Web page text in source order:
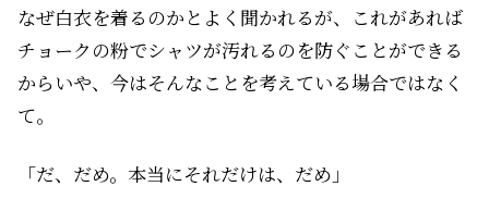
なぜ白衣を着るのかとよく聞かれるが、これがあれば
チョークの粉でシャツが汚れるのを防ぐことができる
から――いや、今はそんなことを考えている場合ではなく
て。
「だ、だめ。本当にそれだけは、だめ」